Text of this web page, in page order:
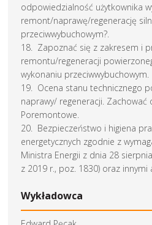
odpowiedzialność użytkownika
remont/naprawę/regenerację
przeciwwybuchowym?.
18. Zapoznać się z zakresem i
remontu/regeneracji
wykonaniu przeciwwybuchowym.
19. Ocena stanu technicznego
naprawy/ regeneracji.
Poremontowe.
20. Bezpieczeństwo i higiena
energetycznych zgodnie z
Ministra Energii z dnia 28
z 2019 r., poz. 1830) oraz innymi
Wykładowca